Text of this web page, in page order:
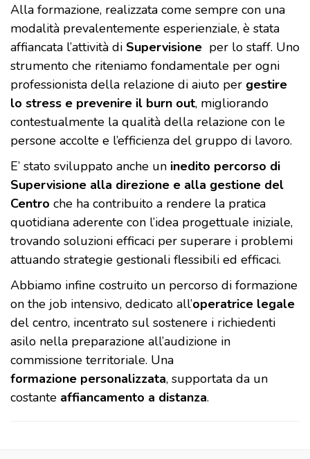
Alla formazione, realizzata come sempre con una
modalità prevalentemente esperienziale, è stata
affiancata l’attività di Supervisione per lo staff. Uno
strumento che riteniamo fondamentale per ogni
professionista della relazione di aiuto per gestire
lo stress e prevenire il burn out, migliorando
contestualmente la qualità della relazione con le
persone accolte e l’efficienza del gruppo di lavoro.
E’ stato sviluppato anche un inedito percorso di
Supervisione alla direzione e alla gestione del
Centro che ha contribuito a rendere la pratica
quotidiana aderente con l’idea progettuale iniziale,
trovando soluzioni efficaci per superare i problemi
attuando strategie gestionali flessibili ed efficaci.
Abbiamo infine costruito un percorso di formazione
on the job intensivo, dedicato all’operatrice legale
del centro, incentrato sul sostenere i richiedenti
asilo nella preparazione all’audizione in
commissione territoriale. Una
formazione personalizzata, supportata da un
costante affiancamento a distanza.